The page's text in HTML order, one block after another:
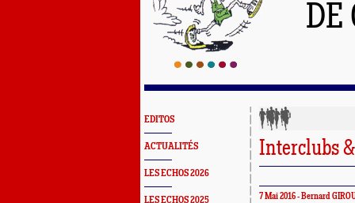
DE
EDITOS
ACTUALITÉS
LES ECHOS 2026
LES ECHOS 2025
Interclubs
7 Mai 2016 - Bernard